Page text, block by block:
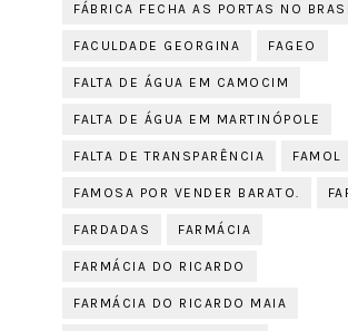
FÁBRICA FECHA AS PORTAS NO
FACULDADE GEORGINA FAGEO
FALTA DE ÁGUA EM CAMOCIM
FALTA DE ÁGUA EM MARTINÓPOLE
FALTA DE TRANSPARÊNCIA FAMOL
FAMOSA POR VENDER BARATO.
FARDADAS FARMÁCIA
FARMÁCIA DO RICARDO
FARMÁCIA DO RICARDO MAIA